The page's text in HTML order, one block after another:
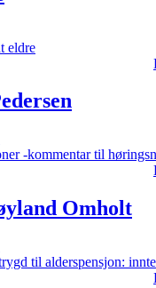
eldre
-kommentar til
Omholt
til alderspensjon: